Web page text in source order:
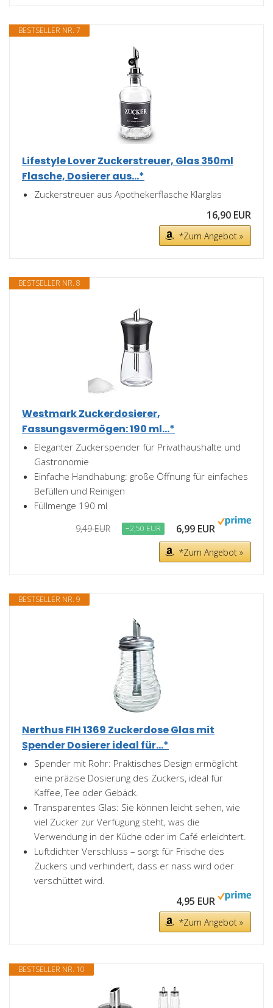
BESTSELLER NR. 7
Lifestyle Lover Zuckerstreuer, Glas 350ml
Flasche, Dosierer aus...*
Zuckerstreuer aus Apothekerflasche Klarglas
16,90 EUR
*Zum Angebot »
BESTSELLER NR. 8
Westmark Zuckerdosierer,
Fassungsvermögen: 190 ml...*
Eleganter Zuckerspender für Privathaushalte und
Gastronomie
Einfache Handhabung: große Öffnung für einfaches
Befüllen und Reinigen
Füllmenge 190 ml
9,49 EUR −2,50 EUR 6,99 EUR
*Zum Angebot »
BESTSELLER NR. 9
Nerthus FIH 1369 Zuckerdose Glas mit
Spender Dosierer ideal für...*
Spender mit Rohr: Praktisches Design ermöglicht
eine präzise Dosierung des Zuckers, ideal für
Kaffee, Tee oder Gebäck.
Transparentes Glas: Sie können leicht sehen, wie
viel Zucker zur Verfügung steht, was die
Verwendung in der Küche oder im Café erleichtert.
Luftdichter Verschluss – sorgt für Frische des
Zuckers und verhindert, dass er nass wird oder
verschüttet wird.
4,95 EUR
*Zum Angebot »
BESTSELLER NR. 10